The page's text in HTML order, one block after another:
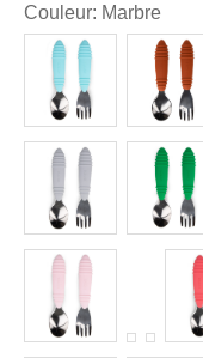
Couleur: Marbre